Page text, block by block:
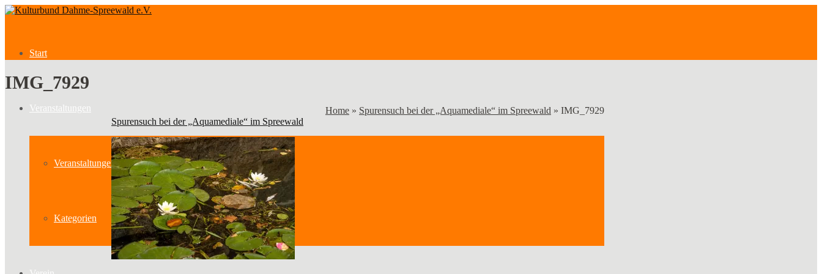
Start
Veranstaltungen
Veranstaltungen
Kategorien
IMG_7929
Home » Spurensuch bei der „Aquamediale“ im Spreewald » IMG_7929
Spurensuch bei der „Aquamediale“ im Spreewald